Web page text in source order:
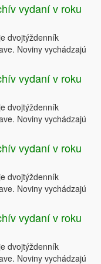
vydaní v roku
dvojtýždenník
Noviny vychádzajú
vydaní v roku
dvojtýždenník
Noviny vychádzajú
vydaní v roku
dvojtýždenník
Noviny vychádzajú
vydaní v roku
dvojtýždenník
Noviny vychádzajú